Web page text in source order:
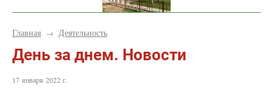
Главная → Деятельность
День за днем. Новости
17 января 2022 г.